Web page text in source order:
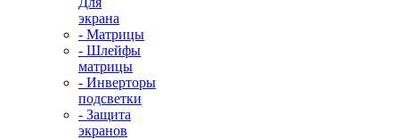
экрана
- Матрицы
- Шлейфы
матрицы
- Инверторы
подсветки
- Защита
экранов